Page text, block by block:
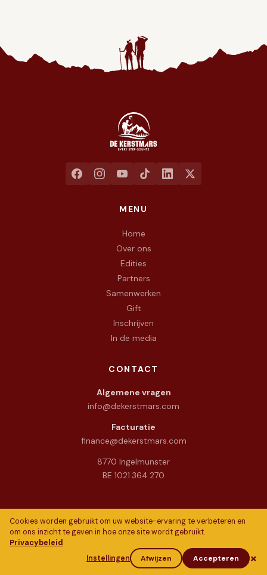
Jaarlijkse liefdadigheidswandeling ten voordele van het
MENU
Home
Over ons
Edities
Partners
Samenwerken
Gift
Inschrijven
In de media
CONTACT
Algemene vragen
info@dekerstmars.com
Facturatie
finance@dekerstmars.com
8770 Ingelmunster
BE 1021.364.270
© 2026 De Warme Kerstmars vzw · alle rechten voorbehouden
VoorwaardenContact
Cookies worden gebruikt om uw website-ervaring te verbeteren en
om ons inzicht te geven in hoe onze site wordt gebruikt.
Privacybeleid
Instellingen
Afwijzen Accepteren ×